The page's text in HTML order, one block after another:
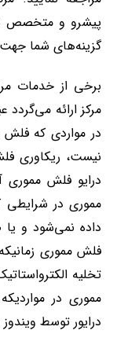
پیشرو و متخصص
گزینه‌های شما
برخی از خدمات
مرکز ارائه
در مواردی که فلش
درایو فلش
مموری در
داده نمی‌شود و
فلش مموری
تخلیه
مموری در
درایور توسط